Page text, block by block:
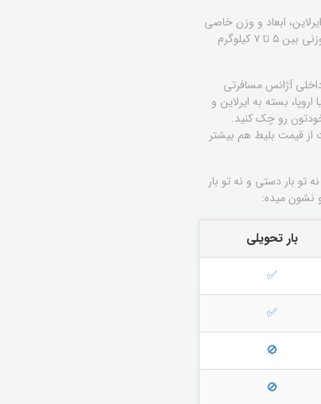
ابعاد و وزن خاصی
رو برای بار دستی مجاز میدونه. مثلاً برای اکثر پروازها، یه چمدون کوچیک با ابعاد استاندارد (مثلاً ۵۵ در ۴۰ در ۲۰ سانتی‌متر) و وزنی بین ۵ تا ۷ کیلوگرم
آژانس مسافرتی
استانبول یا اروپا، بسته به ایرلاین و
از قیمت بلیط هم بیشتر
تو بار دستی و نه تو بار
نشون میده:
بار تحویلی
✅
✅
🚫
🚫